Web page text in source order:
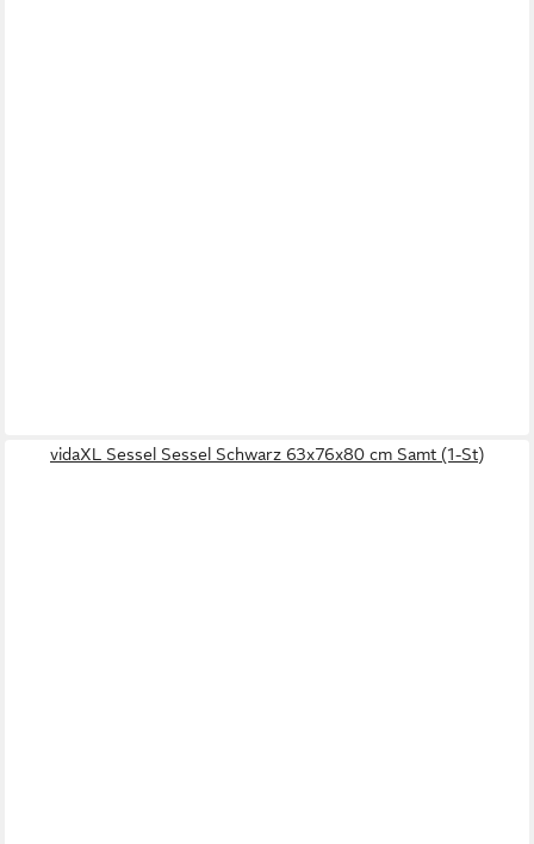
vidaXL Sessel Sessel Schwarz 63x76x80 cm Samt (1-St)